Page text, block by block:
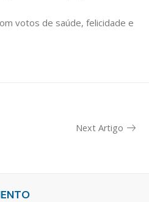
votos de saúde, felicidade e
Next Artigo